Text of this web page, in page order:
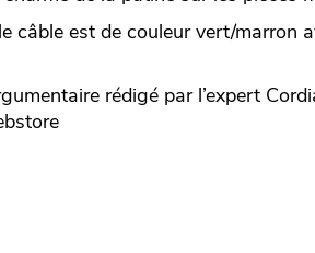
câble est de couleur vert/marron
rédigé par l’expert